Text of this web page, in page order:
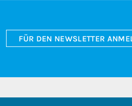
FÜR DEN NEWSLETTER